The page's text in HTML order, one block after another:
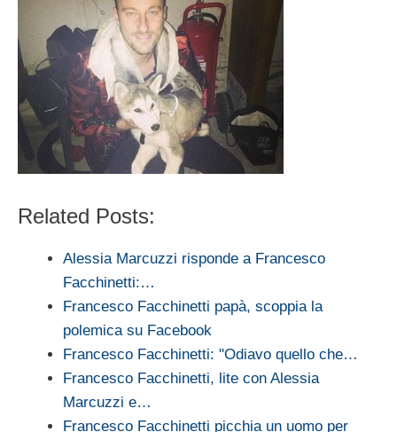
Related Posts:
Alessia Marcuzzi risponde a Francesco
Facchinetti:…
Francesco Facchinetti papà, scoppia la
polemica su Facebook
Francesco Facchinetti: "Odiavo quello che…
Francesco Facchinetti, lite con Alessia
Marcuzzi e…
Francesco Facchinetti picchia un uomo per